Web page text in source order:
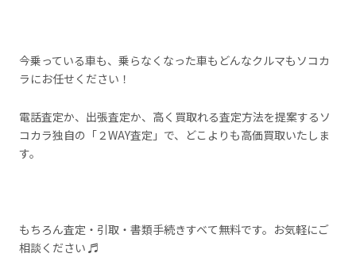
今乗っている車も、乗らなくなった車もどんなクルマもソコカ
ラにお任せください！
電話査定か、出張査定か、高く買取れる査定方法を提案するソ
コカラ独自の「２WAY査定」で、どこよりも高価買取いたしま
す。
もちろん査定・引取・書類手続きすベて無料です。お気軽にご
相談ください ♬